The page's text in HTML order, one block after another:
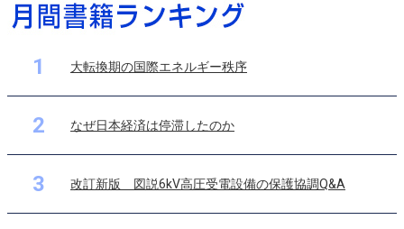
1 大転換期の国際エネルギー秩序
2 なぜ日本経済は停滞したのか
3 改訂新版 図説6kV高圧受電設備の保護協調Q&A